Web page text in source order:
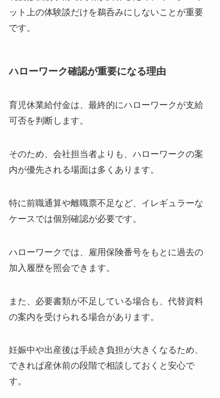
ット上の体験談だけを鵜呑みにしないことが重要
です。
ハローワーク確認が重要になる理由
育児休業給付金は、最終的にハローワークが支給
可否を判断します。
そのため、会社担当者よりも、ハローワークの案
内が優先される場面は多くあります。
特に前職通算や離職票不足など、イレギュラーな
ケースでは個別確認が必要です。
ハローワークでは、雇用保険番号をもとに過去の
加入履歴を照会できます。
また、必要書類が不足している場合も、代替資料
の案内を受けられる場合があります。
妊娠中や出産後は手続き負担が大きくなるため、
できれば産休前の段階で相談しておくと安心で
す。